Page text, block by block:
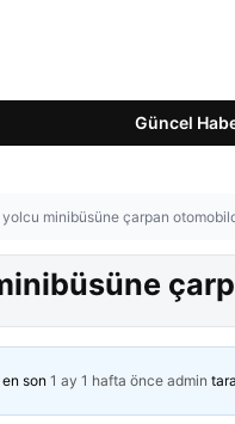
Güncel
yolcu minibüsüne çarpan
son 1 ay 1 hafta önce admin